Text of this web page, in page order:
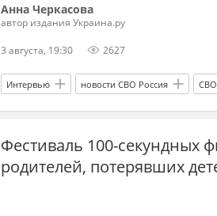
Анна Черкасова
автор издания Украина.ру
3 августа, 19:30 2627
Интервью новости СВО Россия СВО
чем закончится война на Украине война
Дональд Трамп Владимир Зеленский
Переговоры по Украине 2026 ракетные
Фестиваль 100-секундных
родителей, потерявших